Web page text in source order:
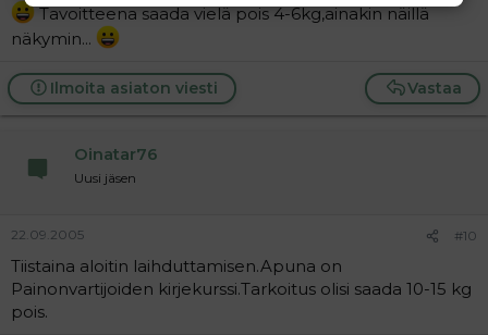
Tavoitteena saada vielä pois 4-6kg,ainakin näillä
näkymin...
Vastaa
Ilmoita asiaton viesti
Oinatar76
Uusi jäsen
22.09.2005 #10
Tiistaina aloitin laihduttamisen.Apuna on
Painonvartijoiden kirjekurssi.Tarkoitus olisi saada 10-15 kg
pois.